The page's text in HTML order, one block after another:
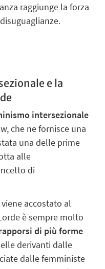
raggiunge la forza
e la
intersezionale
che ne fornisce una
una delle prime
alle
di
accostato al
èsempre molto
di più forme
derivanti dalle
dalle femministe